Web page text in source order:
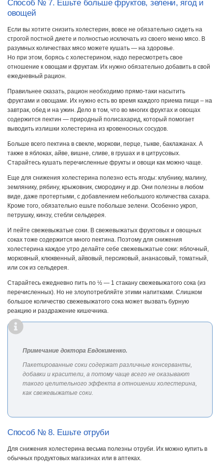
Способ № 7. Ешьте больше фруктов, зелени, ягод и
овощей
Если вы хотите снизить холестерин, вовсе не обязательно сидеть на
строгой постной диете и полностью исключать из своего меню мясо. В
разумных количествах мясо можете кушать — на здоровье.
Но при этом, борясь с холестерином, надо пересмотреть свое
отношение к овощам и фруктам. Их нужно обязательно добавить в свой
ежедневный рацион.
Правильнее сказать, рацион необходимо прямо-таки насытить
фруктами и овощами. Их нужно есть во время каждого приема пищи – на
завтрак, обед и на ужин. Дело в том, что во многих фруктах и овощах
содержится пектин — природный полисахарид, который помогает
выводить излишки холестерина из кровеносных сосудов.
Больше всего пектина в свекле, моркови, перце, тыкве, баклажанах. А
также в яблоках, айве, вишне, сливе, в грушах и в цитрусовых.
Старайтесь кушать перечисленные фрукты и овощи как можно чаще.
Еще для снижения холестерина полезно есть ягоды: клубнику, малину,
землянику, рябину, крыжовник, смородину и др. Они полезны в любом
виде, даже протертыми, с добавлением небольшого количества сахара.
Кроме того, обязательно ешьте побольше зелени. Особенно укроп,
петрушку, кинзу, стебли сельдерея.
И пейте свежевыжатые соки. В свежевыжатых фруктовых и овощных
соках тоже содержится много пектина. Поэтому для снижения
холестерина каждое утро делайте себе свежевыжатые соки: яблочный,
морковный, клюквенный, айвовый, персиковый, ананасовый, томатный,
или сок из сельдерея.
Старайтесь ежедневно пить по ½ — 1 стакану свежевыжатого сока (из
перечисленных). Но не злоупотребляйте этими напитками. Слишком
большое количество свежевыжатого сока может вызвать бурную
реакцию и раздражение кишечника.
Примечание доктора Евдокименко.
Пакетированные соки содержат различные консерванты,
добавки и красители, а потому чаще всего не оказывают
такого целительного эффекта в отношении холестерина,
как свежевыжатые соки.
Способ № 8. Ешьте отруби
Для снижения холестерина весьма полезны отруби. Их можно купить в
обычных продуктовых магазинах или в аптеках.